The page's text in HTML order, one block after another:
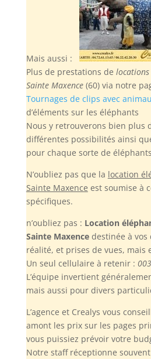
Mais aussi :
Plus de prestations de locations
Sainte Maxence(60) via notre
Tournages de clips avec
d’éléments sur les éléphants
Nous y retrouverons bien plus
différentes possibilités ainsi
pour chaque sorte de
N’oubliez pas que la location
Sainte Maxence est soumise à
spécifiques.
n’oubliez pas : Location
Sainte Maxencedestinée à vos
réalité, et prises de vues, mais
Un seul cellulaire à retenir :
L’équipe invertient
mais aussi pour divers
L’agence et Crealys vous
amont les prix sur les pages
vous puissiez prévoir votre
Notre staff réceptionne